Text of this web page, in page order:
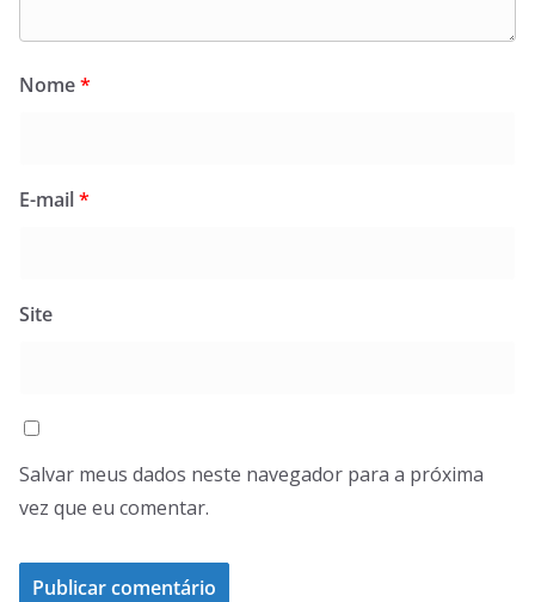
Nome*
E-mail*
Site
Salvar meus dados neste navegador para a próxima
vez que eu comentar.